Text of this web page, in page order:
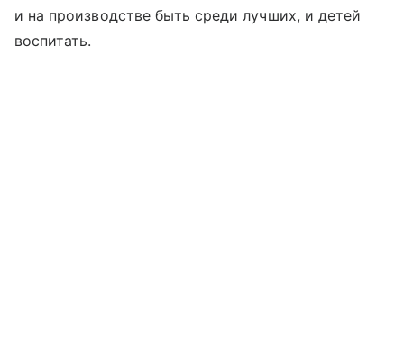
и на производстве быть среди лучших, и детей
воспитать.